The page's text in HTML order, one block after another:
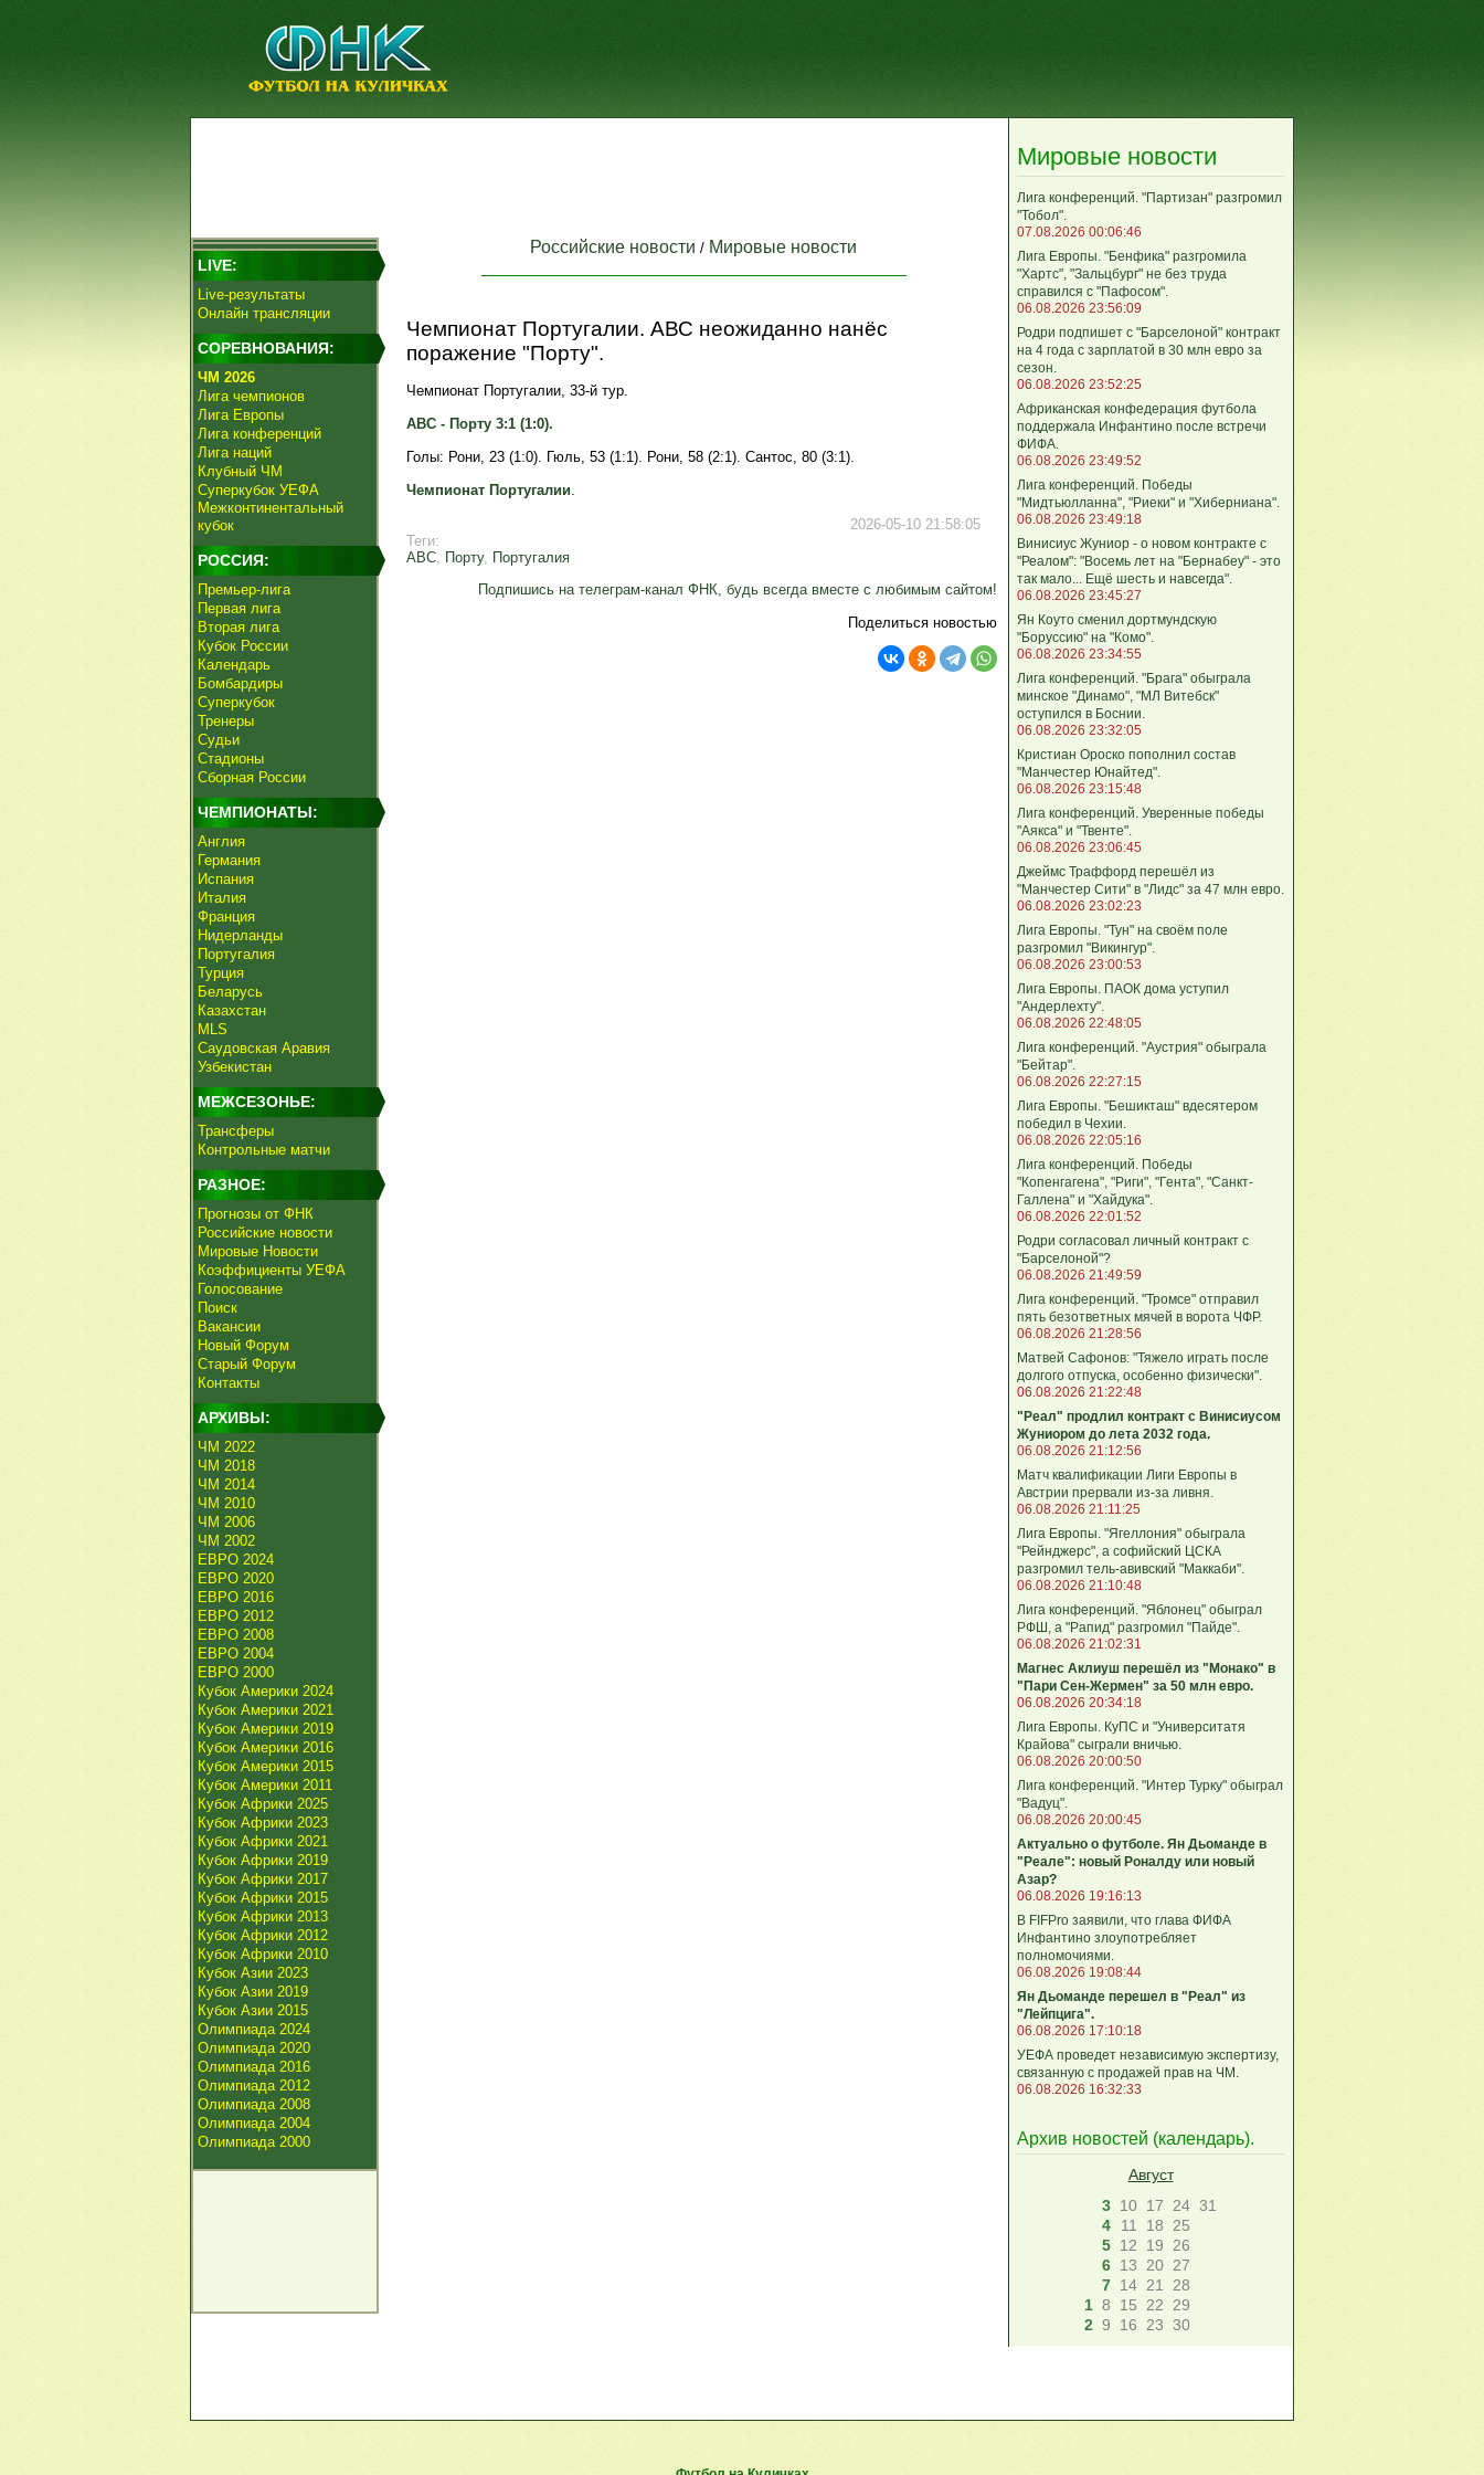
LIVE:
Live-результаты
Онлайн трансляции
СОРЕВНОВАНИЯ:
ЧМ 2026
Лига чемпионов
Лига Европы
Лига конференций
Лига наций
Клубный ЧМ
Суперкубок УЕФА
Межконтинентальный
кубок
РОССИЯ:
Премьер-лига
Первая лига
Вторая лига
Кубок России
Календарь
Бомбардиры
Суперкубок
Тренеры
Судьи
Стадионы
Сборная России
ЧЕМПИОНАТЫ:
Англия
Германия
Испания
Италия
Франция
Нидерланды
Португалия
Турция
Беларусь
Казахстан
MLS
Саудовская Аравия
Узбекистан
МЕЖСЕЗОНЬЕ:
Трансферы
Контрольные матчи
РАЗНОЕ:
Прогнозы от ФНК
Российские новости
Мировые Новости
Коэффициенты УЕФА
Голосование
Поиск
Вакансии
Новый Форум
Старый Форум
Контакты
АРХИВЫ:
ЧМ 2022
ЧМ 2018
ЧМ 2014
ЧМ 2010
ЧМ 2006
ЧМ 2002
ЕВРО 2024
ЕВРО 2020
ЕВРО 2016
ЕВРО 2012
ЕВРО 2008
ЕВРО 2004
ЕВРО 2000
Кубок Америки 2024
Кубок Америки 2021
Кубок Америки 2019
Кубок Америки 2016
Кубок Америки 2015
Кубок Америки 2011
Кубок Африки 2025
Кубок Африки 2023
Кубок Африки 2021
Кубок Африки 2019
Кубок Африки 2017
Кубок Африки 2015
Кубок Африки 2013
Кубок Африки 2012
Кубок Африки 2010
Кубок Азии 2023
Кубок Азии 2019
Кубок Азии 2015
Олимпиада 2024
Олимпиада 2020
Олимпиада 2016
Олимпиада 2012
Олимпиада 2008
Олимпиада 2004
Олимпиада 2000
Российские новости / Мировые новости
Чемпионат Португалии. АВС неожиданно нанёс
поражение "Порту".
Чемпионат Португалии, 33-й тур.
АВС - Порту 3:1 (1:0).
Голы: Рони, 23 (1:0). Гюль, 53 (1:1). Рони, 58 (2:1). Сантос, 80 (3:1).
Чемпионат Португалии.
2026-05-10 21:58:05
Теги:
АВС, Порту, Португалия
Подпишись на телеграм-канал ФНК, будь всегда вместе с любимым сайтом!
Поделиться новостью
Мировые новости
Лига кoнференций. "Партизан" разгромил
"Тобол".
07.08.2026 00:06:46
Лига Европы. "Бенфика" разгромила
"Хартс", "Зальцбург" не без труда
справился с "Пафосом".
06.08.2026 23:56:09
Родри подпишет с "Барселоной" контракт
на 4 года с зарплатой в 30 млн евро за
сезон.
06.08.2026 23:52:25
Африканская конфедерация футбола
поддержала Инфантино после встречи
ФИФА.
06.08.2026 23:49:52
Лига кoнференций. Победы
"Мидтьюлланна", "Риеки" и "Хиберниана".
06.08.2026 23:49:18
Винисиус Жуниор - о новом контракте с
"Реалом": "Восемь лет на "Бернабеу" - это
так мало... Ещё шесть и навсегда".
06.08.2026 23:45:27
Ян Коуто сменил дортмундскую
"Боруссию" на "Комо".
06.08.2026 23:34:55
Лига кoнференций. "Брага" обыграла
минское "Динамо", "МЛ Витебск"
оступился в Боснии.
06.08.2026 23:32:05
Кристиан Ороско пополнил состав
"Манчестер Юнайтед".
06.08.2026 23:15:48
Лига кoнференций. Уверенные победы
"Аякса" и "Твенте".
06.08.2026 23:06:45
Джеймс Траффорд перешёл из
"Манчестер Сити" в "Лидс" за 47 млн евро.
06.08.2026 23:02:23
Лига Европы. "Тун" на своём поле
разгромил "Викингур".
06.08.2026 23:00:53
Лига Европы. ПАОК дома уступил
"Андерлехту".
06.08.2026 22:48:05
Лига конференций. "Аустрия" обыграла
"Бейтар".
06.08.2026 22:27:15
Лига Европы. "Бешикташ" вдесятером
победил в Чехии.
06.08.2026 22:05:16
Лига конференций. Победы
"Копенгагена", "Риги", "Гента", "Санкт-
Галлена" и "Хайдука".
06.08.2026 22:01:52
Родри согласовал личный контракт с
"Барселоной"?
06.08.2026 21:49:59
Лига конференций. "Тромсе" отправил
пять безответных мячей в ворота ЧФР.
06.08.2026 21:28:56
Матвей Сафонов: "Тяжело играть после
долгого отпуска, особенно физически".
06.08.2026 21:22:48
"Реал" продлил контракт с Винисиусом
Жуниором до лета 2032 года.
06.08.2026 21:12:56
Матч квалификации Лиги Европы в
Австрии прервали из-за ливня.
06.08.2026 21:11:25
Лига Европы. "Ягеллония" обыграла
"Рейнджерс", а софийский ЦСКА
разгромил тель-авивский "Маккаби".
06.08.2026 21:10:48
Лига кoнференций. "Яблонец" обыграл
РФШ, а "Рапид" разгромил "Пайде".
06.08.2026 21:02:31
Магнес Аклиуш перешёл из "Монако" в
"Пари Сен-Жермен" за 50 млн евро.
06.08.2026 20:34:18
Лига Европы. КуПС и "Университатя
Крайова" сыграли вничью.
06.08.2026 20:00:50
Лига конференций. "Интер Турку" обыграл
"Вадуц".
06.08.2026 20:00:45
Актуально о футболе. Ян Дьоманде в
"Реале": новый Роналду или новый
Азар?
06.08.2026 19:16:13
В FIFPro заявили, что глава ФИФА
Инфантино злоупотребляет
полномочиями.
06.08.2026 19:08:44
Ян Дьоманде перешел в "Реал" из
"Лейпцига".
06.08.2026 17:10:18
УЕФА проведет независимую экспертизу,
связанную с продажей прав на ЧМ.
06.08.2026 16:32:33
Архив новостей (календарь).
Август
3 10 17 24 31
4
11 18
25
5 12 19
26
6 13 20 27
7 14 21
28
1 8 15 22
29
2 9 16 23 30